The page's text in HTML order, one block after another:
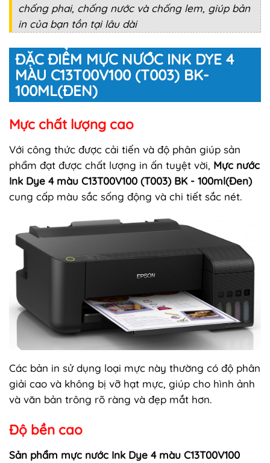
chống phai, chống nước và chống lem, giúp bản
in của bạn tồn tại lâu dài
ĐẶC ĐIỂM MỰC NƯỚC INK DYE 4
MÀU C13T00V100 (T003) BK-
100ML(ĐEN)
Mực chất lượng cao
Với công thức được cải tiến và độ phân giúp sản
phẩm đạt được chất lượng in ấn tuyệt vời, Mực nước
Ink Dye 4 màu C13T00V100 (T003) BK - 100ml(Đen)
cung cấp màu sắc sống động và chi tiết sắc nét.
Các bản in sử dụng loại mực này thường có độ phân
giải cao và không bị vỡ hạt mực, giúp cho hình ảnh
và văn bản trông rõ ràng và đẹp mắt hơn.
Độ bền cao
Sản phẩm mực nước Ink Dye 4 màu C13T00V100